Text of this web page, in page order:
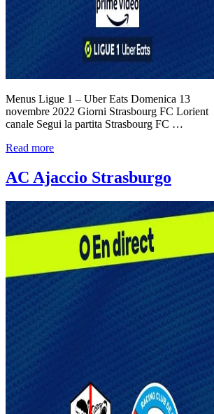
Menus Ligue 1 – Uber Eats Domenica 13
novembre 2022 Giorni Strasbourg FC Lorient
canale Segui la partita Strasbourg FC …
Read more
AC Ajaccio Strasburgo